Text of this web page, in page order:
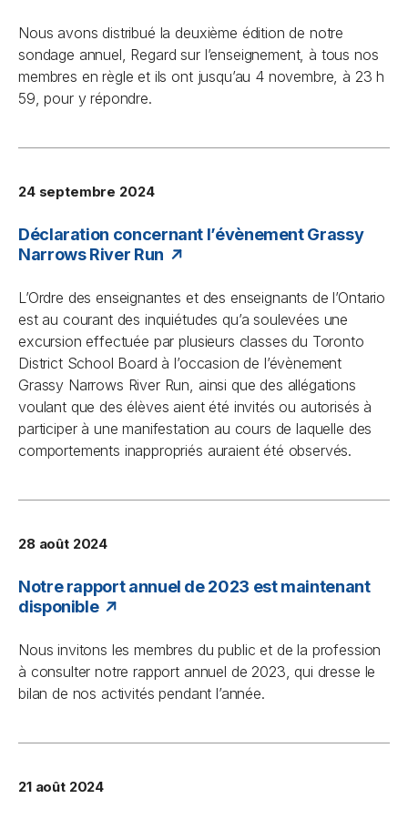
Nous avons distribué la deuxième édition de notre
sondage annuel, Regard sur l’enseignement, à tous nos
membres en règle et ils ont jusqu’au 4 novembre, à 23 h
59, pour y répondre.
24 septembre 2024
Déclaration concernant l’évènement Grassy
Narrows River Run
L’Ordre des enseignantes et des enseignants de l’Ontario
est au courant des inquiétudes qu’a soulevées une
excursion effectuée par plusieurs classes du Toronto
District School Board à l’occasion de l’évènement
Grassy Narrows River Run, ainsi que des allégations
voulant que des élèves aient été invités ou autorisés à
participer à une manifestation au cours de laquelle des
comportements inappropriés auraient été observés.
28 août 2024
Notre rapport annuel de 2023 est maintenant
disponible
Nous invitons les membres du public et de la profession
à consulter notre rapport annuel de 2023, qui dresse le
bilan de nos activités pendant l’année.
21 août 2024